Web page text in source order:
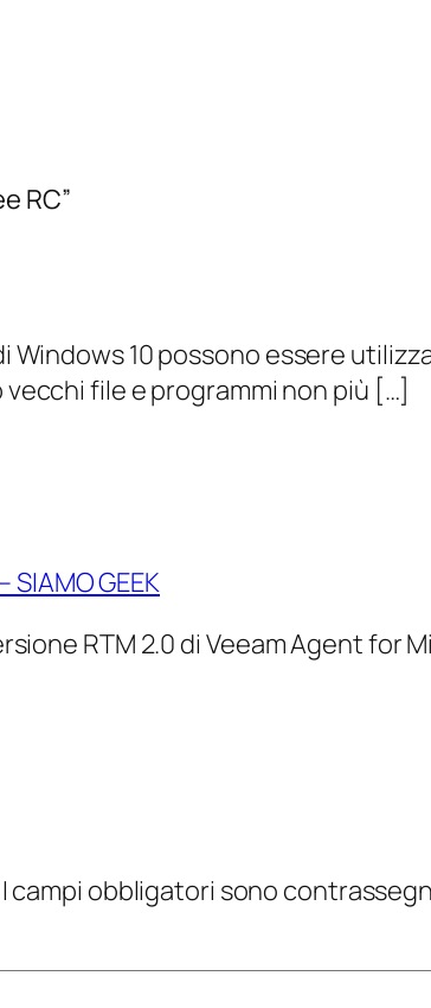
RC”
Windows 10 possono essere
file e programmi non più […]
GEEK
RTM 2.0 di Veeam Agent
I campi obbligatori sono